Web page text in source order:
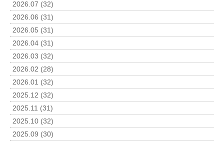
2026.07 (32)
2026.06 (31)
2026.05 (31)
2026.04 (31)
2026.03 (32)
2026.02 (28)
2026.01 (32)
2025.12 (32)
2025.11 (31)
2025.10 (32)
2025.09 (30)